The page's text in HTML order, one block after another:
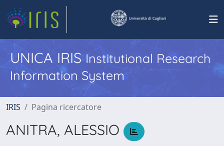
UNICA IRISInstitutional Research
Information System
IRIS Pagina ricercatore
ANITRA, ALESSIO